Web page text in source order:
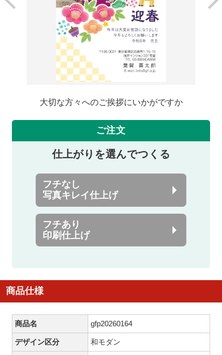
大切な方々へのご挨拶にいかがですか
ご注文
仕上がりを選んでつくる
フチなし
写真キレイ仕上げ
フチあり
印刷仕上げ
商品仕様
商品名 gfp20260164
デザイン区分 和モダン